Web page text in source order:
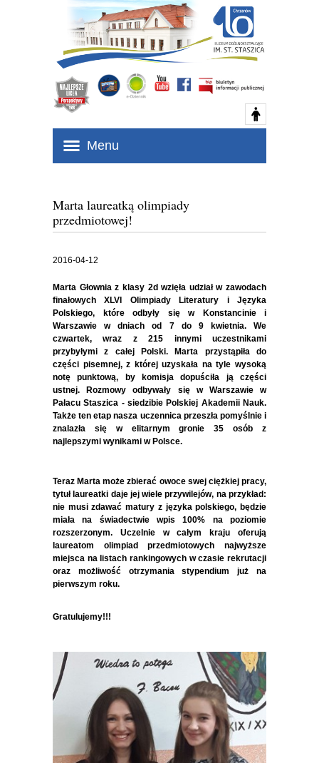
Menu
Marta laureatką olimpiady
przedmiotowej!
2016-04-12
Marta Głownia z klasy 2d wzięła udział w zawodach
finałowych XLVI Olimpiady Literatury i Języka
Polskiego, które odbyły się w Konstancinie i
Warszawie w dniach od 7 do 9 kwietnia. We
czwartek, wraz z 215 innymi uczestnikami
przybyłymi z całej Polski. Marta przystąpiła do
części pisemnej, z której uzyskała na tyle wysoką
notę punktową, by komisja dopuściła ją części
ustnej. Rozmowy odbywały się w Warszawie w
Pałacu Staszica - siedzibie Polskiej Akademii Nauk.
Także ten etap nasza uczennica przeszła pomyślnie i
znalazła się w elitarnym gronie 35 osób z
najlepszymi wynikami w Polsce.
Teraz Marta może zbierać owoce swej ciężkiej pracy,
tytuł laureatki daje jej wiele przywilejów, na przykład:
nie musi zdawać matury z języka polskiego, będzie
miała na świadectwie wpis 100% na poziomie
rozszerzonym. Uczelnie w całym kraju oferują
laureatom olimpiad przedmiotowych najwyższe
miejsca na listach rankingowych w czasie rekrutacji
oraz możliwość otrzymania stypendium już na
pierwszym roku.
Gratulujemy!!!